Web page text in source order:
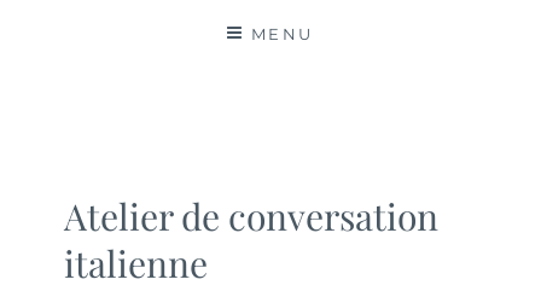
MENU
Atelier de conversation
italienne